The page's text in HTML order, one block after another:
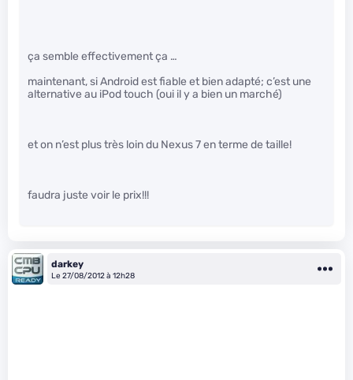
ça semble effectivement ça …
maintenant, si Android est fiable et bien adapté; c’est une
alternative au iPod touch (oui il y a bien un marché)
et on n’est plus très loin du Nexus 7 en terme de taille!
faudra juste voir le prix!!!
darkey
Le 27/08/2012 à 12h28